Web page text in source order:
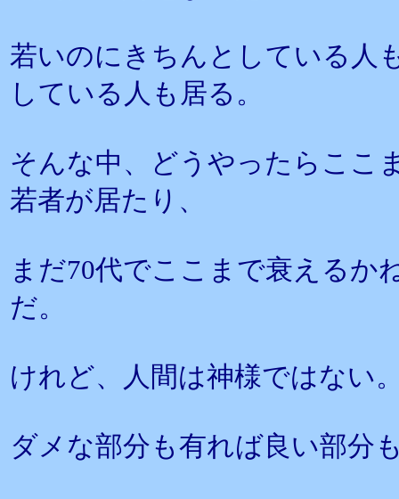
若いのにきちんとしている人
している人も居る。
そんな中、どうやったらここ
若者が居たり、
まだ70代でここまで衰えるか
だ。
けれど、人間は神様ではない
ダメな部分も有れば良い部分